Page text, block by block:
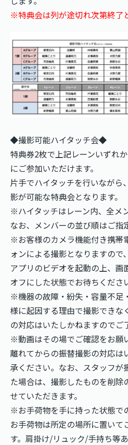
※特典会は列が途切れ次第終了
◆撮影可能ハイタッチ会◆
特典券2枚で上記レーンいずれ
にご参加いただけます。
片手でハイタッチを行いながら
影が可能な特典会となります。
※ハイタッチはレーン内、全メ
なお、メンバーの並び順はご指
※お客様のカメラ機能付き携帯
ォンによる撮影となりますので
アプリのビデオを起動の上、画
オフにした状態でお待ちくださ
※機器の故障・紛失・容量不足
様に起因する理由で撮影できな
の対応はいたしかねますのでご
※動画はその場でご確認をお願
離れてからの振替撮影の対応は
承ください。なお、スタッフが
た場合は、撮影したものを削除
せていただきます。
※お手荷物を手に持った状態で
お手荷物は所定の場所に置いて
す。肩掛け/リュック/手持ち等